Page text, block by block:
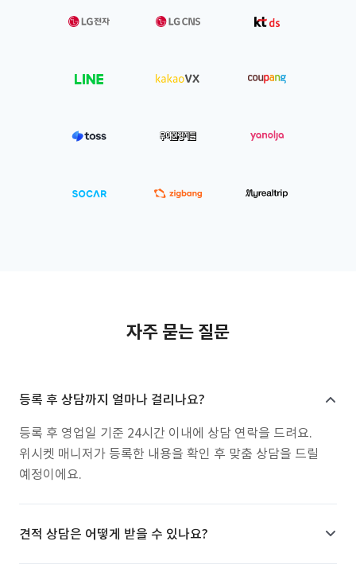
자주 묻는 질문
등록 후 상담까지 얼마나 걸리나요?
등록 후 영업일 기준 24시간 이내에 상담 연락을 드려요.
위시켓 매니저가 등록한 내용을 확인 후 맞춤 상담을 드릴
예정이에요.
견적 상담은 어떻게 받을 수 있나요?